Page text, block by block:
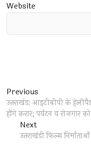
Website
Post
navigation
Previous
post:
उत्तराखंड: आइटीबीपी के
होंगे करार; पर्यटन व रोजगार
NextNext
post:
उत्तराखंडी फिल्म